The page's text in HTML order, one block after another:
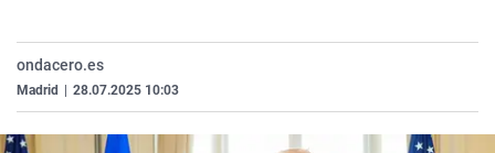
ondacero.es
Madrid 28.07.2025 10:03